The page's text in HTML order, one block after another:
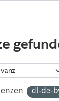
dl-de-